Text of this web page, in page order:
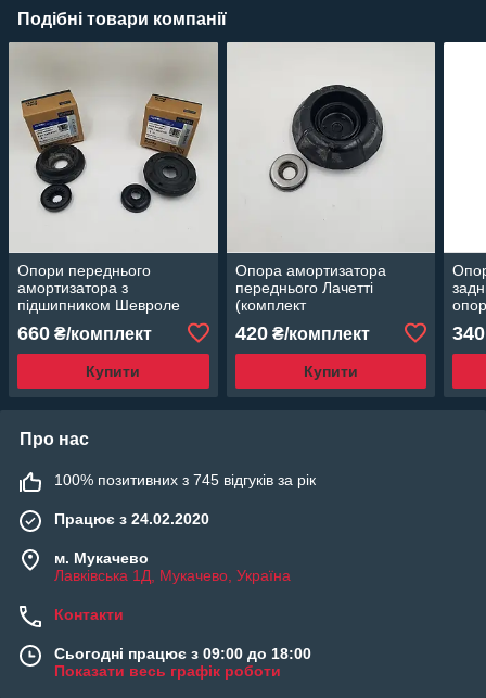
Подібні товари компанії
Опори переднього
амортизатора з
підшипником Шевроле
CRB Корея
660 ₴/комплект
Купити
Опора амортизатора
переднього Лачетті
(комплект
опора+підшипник) EuroEx
Угорщина 96549921
420₴/комплект
Купити
340
Про нас
100% позитивних з 745 відгуків за рік
Працює з 24.02.2020
м. Мукачево
Лавківська 1Д, Мукачево, Україна
Контакти
Сьогодні працює з 09:00 до 18:00
Показати весь графік роботи